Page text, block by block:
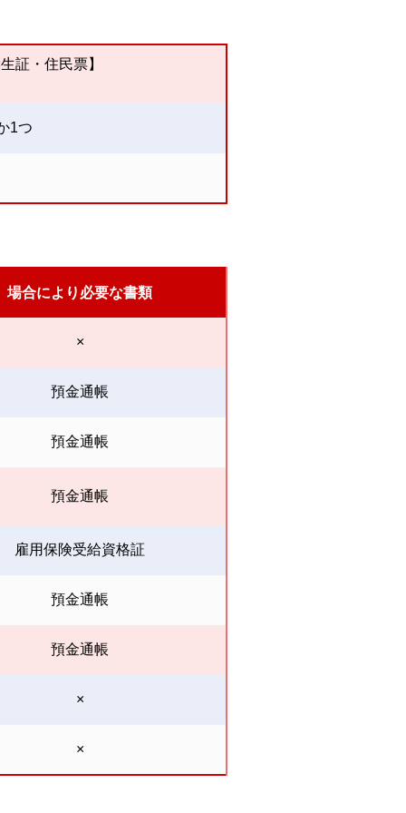
証・住民票】
1つ
場合により必要な書類
×
預金通帳
預金通帳
預金通帳
雇用保険受給資格証
預金通帳
預金通帳
×
×